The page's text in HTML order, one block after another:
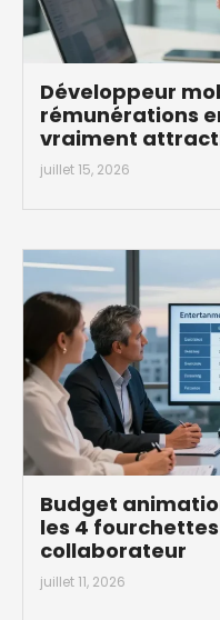
Développeur
rémunérations
vraiment
juillet 15, 2026
Budget
les 4
collaborateur
juillet 11, 2026